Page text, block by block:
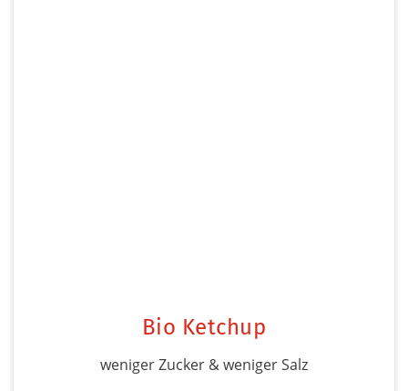
Bio Ketchup
weniger Zucker & weniger Salz